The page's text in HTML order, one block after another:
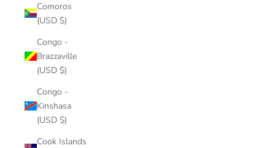
Comoros
(USD $)
Congo -
Brazzaville
(USD $)
Congo -
Kinshasa
(USD $)
Cook Islands